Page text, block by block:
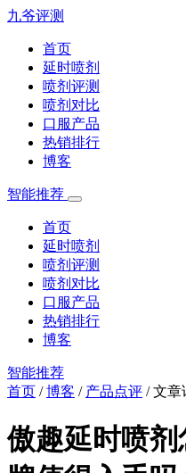
九爷评测
首页
延时喷剂
喷剂评测
喷剂对比
口服产品
热销排行
博客
智能推荐
首页
延时喷剂
喷剂评测
喷剂对比
口服产品
热销排行
博客
智能推荐
首页 /博客 / 产品点评 /文章
傲趣延时喷